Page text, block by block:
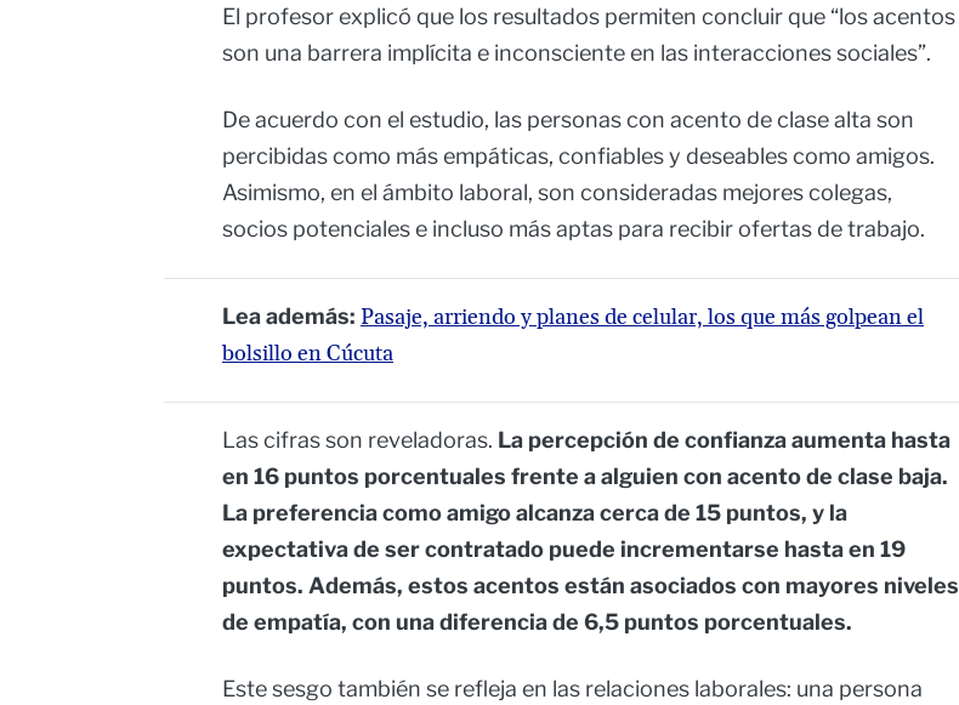
El profesor explicó que los resultados permiten concluir que “los acentos
son una barrera implícita e inconsciente en las interacciones sociales”.
De acuerdo con el estudio, las personas con acento de clase alta son
percibidas como más empáticas, confiables y deseables como amigos.
Asimismo, en el ámbito laboral, son consideradas mejores colegas,
socios potenciales e incluso más aptas para recibir ofertas de trabajo.
Lea además: Pasaje, arriendo y planes de celular, los que más golpean el
bolsillo en Cúcuta
Las cifras son reveladoras. La percepción de confianza aumenta hasta
en 16 puntos porcentuales frente a alguien con acento de clase baja.
La preferencia como amigo alcanza cerca de 15 puntos, y la
expectativa de ser contratado puede incrementarse hasta en 19
puntos. Además, estos acentos están asociados con mayores niveles
de empatía, con una diferencia de 6,5 puntos porcentuales.
Este sesgo también se refleja en las relaciones laborales: una persona